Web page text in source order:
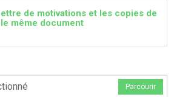
de motivations et les copies de
même document
Parcourir